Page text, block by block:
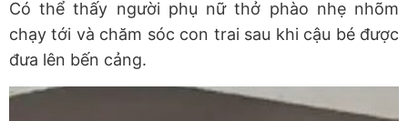
Có thể thấy người phụ nữ thở phào nhẹ nhõm
chạy tới và chăm sóc con trai sau khi cậu bé được
đưa lên bến cảng.